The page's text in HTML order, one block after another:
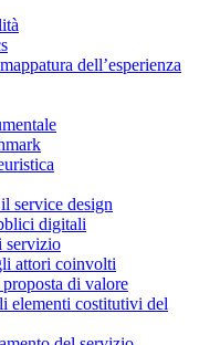
dell’esperienza
service design
digitali
servizio
attori coinvolti
di valore
elementi costitutivi del